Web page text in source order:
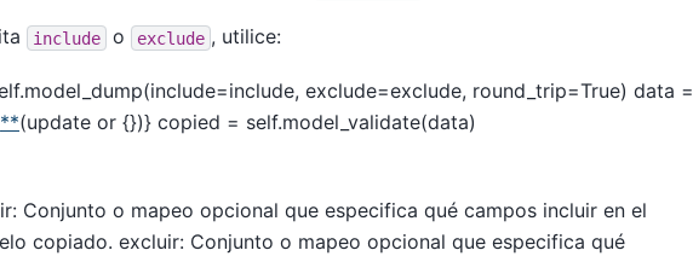
include o exclude , utilice:
exclude=exclude, round_trip=True) data =
**(update or {})} copied = self.model_validate(data)
Conjunto o mapeo opcional que especifica qué campos incluir en el
copiado. excluir: Conjunto o mapeo opcional que especifica qué